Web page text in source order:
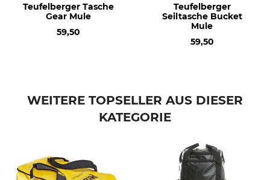
Teufelberger Tasche
Gear Mule
59,50
Teufelberger
Seiltasche Bucket
Mule
59,50
WEITERE TOPSELLER AUS DIESER
KATEGORIE